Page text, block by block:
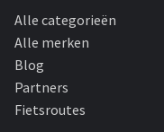
Alle categorieën
Alle merken
Blog
Partners
Fietsroutes